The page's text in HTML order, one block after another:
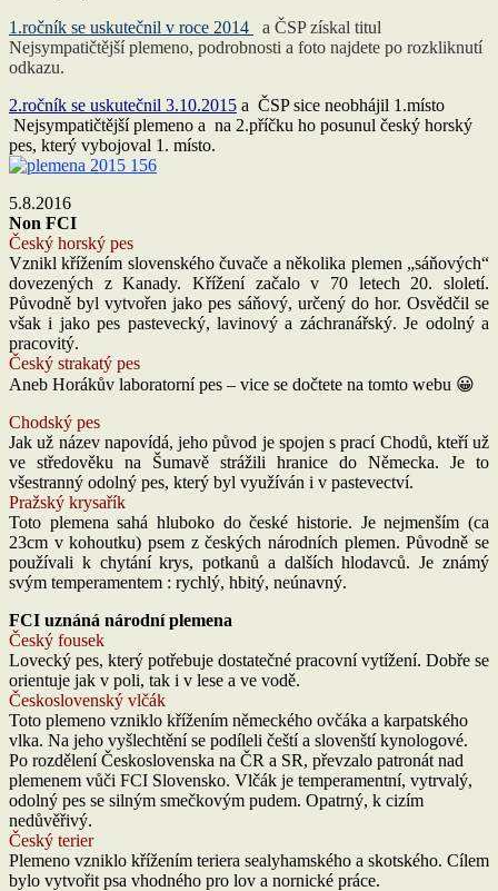
1.ročník se uskutečnil v roce 2014
a ČSP získal titul
Nejsympatičtější plemeno, podrobnosti a foto najdete po rozkliknutí
odkazu.
2.ročník se uskutečnil 3.10.2015 a ČSP sice neobhájil 1.místo
Nejsympatičtější plemeno a na 2.příčku ho posunul český horský
pes, který vybojoval 1. místo.
5.8.2016
Non FCI
Český horský pes
Vznikl křížením slovenského čuvače a několika plemen „sáňových“
dovezených z Kanady. Křížení začalo v 70 letech 20. sloletí.
Původně byl vytvořen jako pes sáňový, určený do hor. Osvědčil se
však i jako pes pastevecký, lavinový a záchranářský. Je odolný a
pracovitý.
Český strakatý pes
Aneb Horákův laboratorní pes – vice se dočtete na tomto webu 😀
Chodský pes
Jak už název napovídá, jeho původ je spojen s prací Chodů, kteří už
ve středověku na Šumavě strážili hranice do Německa. Je to
všestranný odolný pes, který byl využíván i v pastevectví.
Pražský krysařík
Toto plemena sahá hluboko do české historie. Je nejmenším (ca
23cm v kohoutku) psem z českých národních plemen. Původně se
používali k chytání krys, potkanů a dalších hlodavců. Je známý
svým temperamentem : rychlý, hbitý, neúnavný.
FCI uznáná národní plemena
Český fousek
Lovecký pes, který potřebuje dostatečné pracovní vytížení. Dobře se
orientuje jak v poli, tak i v lese a ve vodě.
Československý vlčák
Toto plemeno vzniklo křížením německého ovčáka a karpatského
vlka. Na jeho vyšlechtění se podíleli čeští a slovenští kynologové.
Po rozdělení Československa na ČR a SR, převzalo patronát nad
plemenem vůči FCI Slovensko. Vlčák je temperamentní, vytrvalý,
odolný pes se silným smečkovým pudem. Opatrný, k cizím
nedůvěřivý.
Český terier
Plemeno vzniklo křížením teriera sealyhamského a skotského. Cílem
bylo vytvořit psa vhodného pro lov a nornické práce.